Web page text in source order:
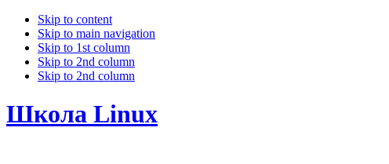
Skip to content
Skip to main navigation
Skip to 1st column
Skip to 2nd column
Skip to 2nd column
Школа Linux